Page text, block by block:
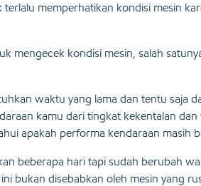
terlalu memperhatikan kondisi mesin
mengecek kondisi mesin, salah
waktu yang lama dan tentu saja
kamu dari tingkat kekentalan
apakah performa kendaraan masih
beberapa hari tapi sudah berubah
bukan disebabkan oleh mesin yang